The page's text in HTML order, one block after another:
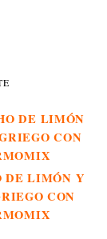
DE LIMÓN Y
CON